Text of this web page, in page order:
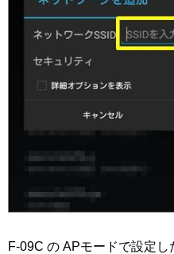
F-09C の APモードで設定